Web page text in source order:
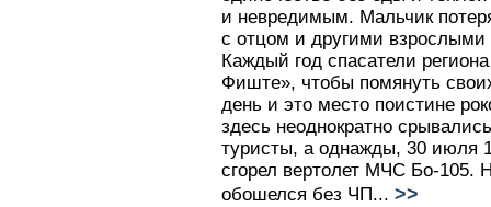
и невредимым. Мальчик
с отцом и другими
Каждый год спасатели
Фиште», чтобы помянуть
день и это место поистине
здесь неоднократно
туристы, а однажды, 30 июля
сгорел вертолет МЧС Бо-
обошелся без ЧП... >>